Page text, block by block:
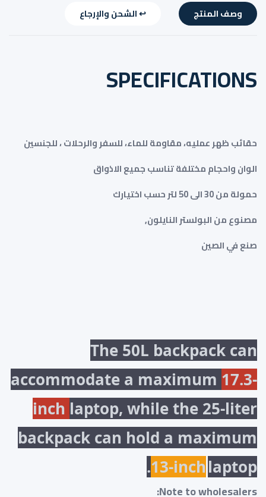
وصف المنتج ↩️ الشحن والإرجاع
SPECIFICATIONS
حقائب ظهر عمليه، مقاومة للماء، للسفر والرحلات ، للجنسين
الوان واحجام مختلفة تناسب جميع الاذواق
حمولة من 30 الى 50 لتر حسب اختيارك
مصنوع من البولستر النايلون,
صنع في الصين
The 50L backpack can
accommodate a maximum 17.3-
inch laptop, while the 25-liter
backpack can hold a maximum
13-inchlaptop.
Note to wholesalers: